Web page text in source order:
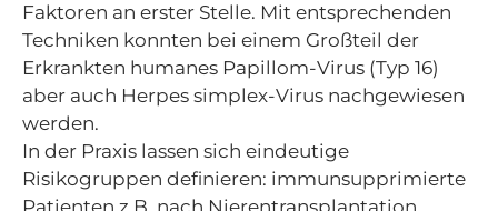
Faktoren an erster Stelle. Mit entsprechenden
Techniken konnten bei einem Großteil der
Erkrankten humanes Papillom-Virus (Typ 16)
aber auch Herpes simplex-Virus nachgewiesen
werden.
In der Praxis lassen sich eindeutige
Risikogruppen definieren: immunsupprimierte